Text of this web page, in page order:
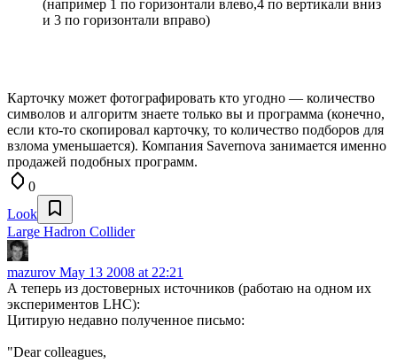
(например 1 по горизонтали влево,4 по вертикали вниз
и 3 по горизонтали вправо)
Карточку может фотографировать кто угодно — количество
символов и алгоритм знаете только вы и программа (конечно,
если кто-то скопировал карточку, то количество подборов для
взлома уменьшается). Компания Savernova занимается именно
продажей подобных программ.
0
Look
Large Hadron Collider
mazurov May 13 2008 at 22:21
А теперь из достоверных источников (работаю на одном их
экспериментов LHC):
Цитирую недавно полученное письмо:
"Dear colleagues,